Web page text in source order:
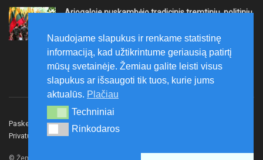
Ariogaloje nuskambėjo tradicinis tremtinių, politinių
širdy“
2026-08-08
Paskelbk naujieną Rašyti redakcijai
Privatumo politika
Naudojame slapukus ir renkame statistinę
informaciją, kad užtikrintume geriausią patirtį
mūsų svetainėje. Žemiau galite leisti visus
slapukus ar išsaugoti tik tuos, kurie jums
aktualūs. Plačiau
Techniniai
Techniniai
Rinkodaros
Rinkodaros